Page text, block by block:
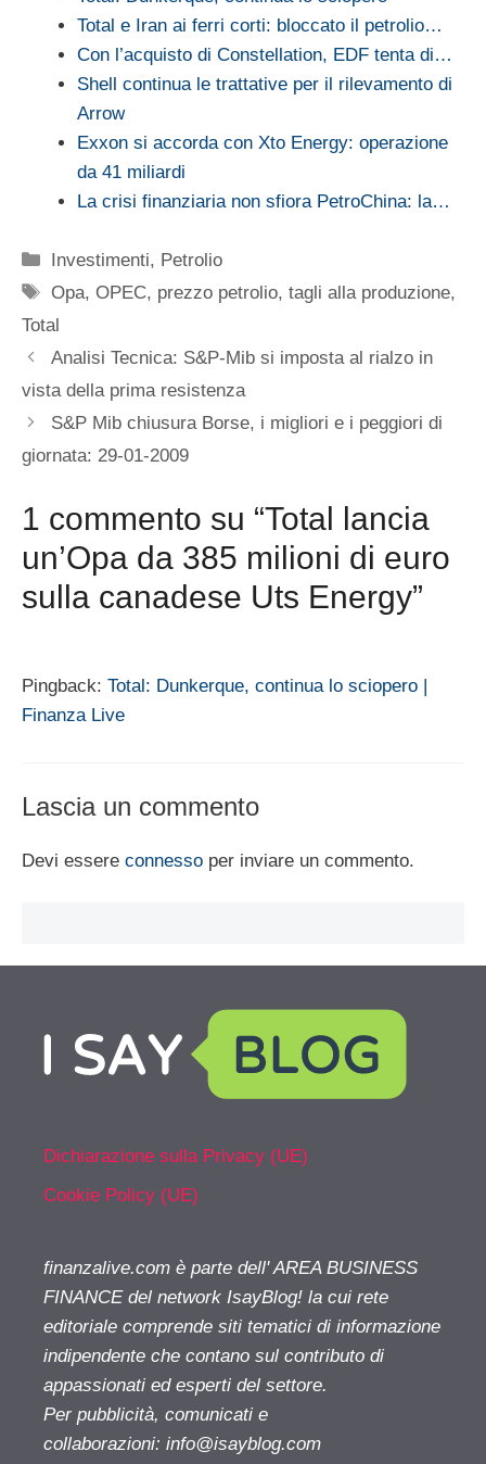
Total e Iran ai ferri corti: bloccato il petrolio…
Con l’acquisto di Constellation, EDF tenta di…
Shell continua le trattative per il rilevamento di
Arrow
Exxon si accorda con Xto Energy: operazione
da 41 miliardi
La crisi finanziaria non sfiora PetroChina: la…
Categorie
Investimenti, Petrolio
Tag
Opa,OPEC, prezzo petrolio,tagli alla produzione,
Total
Analisi Tecnica: S&P-Mib si imposta al rialzo in
vista della prima resistenza
S&P Mib chiusura Borse, i migliori e i peggiori di
giornata: 29-01-2009
1 commento su “Total lancia
un’Opa da 385 milioni di euro
sulla canadese Uts Energy”
Pingback: Total: Dunkerque, continua lo sciopero |
Finanza Live
Lascia un commento
Devi essere connesso per inviare un commento.
Dichiarazione sulla Privacy (UE)
Cookie Policy (UE)
finanzalive.com è parte dell' AREA BUSINESS
FINANCE del network IsayBlog! la cui rete
editoriale comprende siti tematici di informazione
indipendente che contano sul contributo di
appassionati ed esperti del settore.
Per pubblicità, comunicati e
collaborazioni: info@isayblog.com